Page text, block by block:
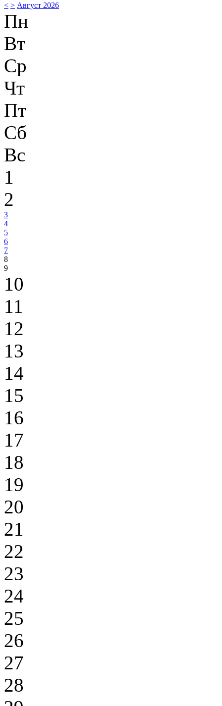
< > Август 2026
Пн
Вт
Ср
Чт
Пт
Сб
Вс
1
2
3
4
5
6
7
8
9
10
11
12
13
14
15
16
17
18
19
20
21
22
23
24
25
26
27
28